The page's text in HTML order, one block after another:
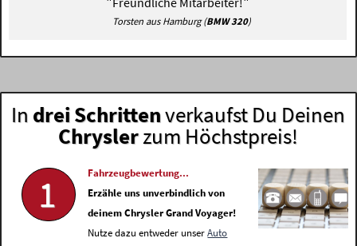
Torsten aus Hamburg (BMW 320)
In drei Schrittenverkaufst Du Deinen
Chryslerzum Höchstpreis!
1
Fahrzeugbewertung...
Erzähle uns unverbindlich von
deinem Chrysler Grand Voyager!
Nutze dazu entweder unserAuto